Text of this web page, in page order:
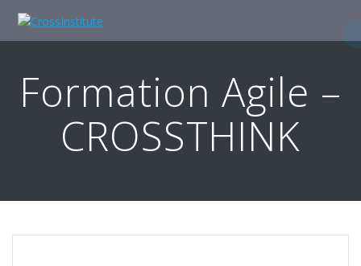
content
Formation Agile –
CROSSTHINK